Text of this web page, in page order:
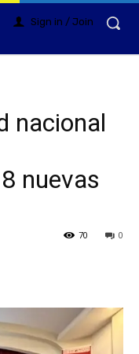
Sign in / Join
nacional
nuevas
0
70